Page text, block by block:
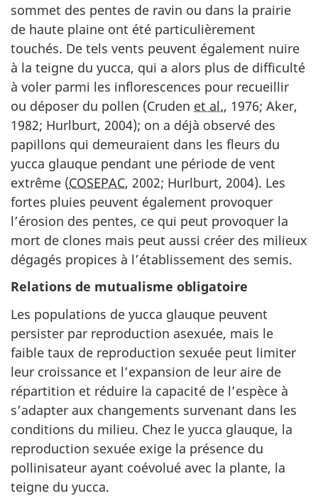
sommet des pentes de ravin ou dans la prairie
de haute plaine ont été particulièrement
touchés. De tels vents peuvent également nuire
à la teigne du yucca, qui a alors plus de difficulté
à voler parmi les inflorescences pour recueillir
ou déposer du pollen (Cruden et al., 1976; Aker,
1982; Hurlburt, 2004); on a déjà observé des
papillons qui demeuraient dans les fleurs du
yucca glauque pendant une période de vent
extrême (COSEPAC, 2002; Hurlburt, 2004). Les
fortes pluies peuvent également provoquer
l’érosion des pentes, ce qui peut provoquer la
mort de clones mais peut aussi créer des milieux
dégagés propices à l’établissement des semis.
Relations de mutualisme obligatoire
Les populations de yucca glauque peuvent
persister par reproduction asexuée, mais le
faible taux de reproduction sexuée peut limiter
leur croissance et l’expansion de leur aire de
répartition et réduire la capacité de l’espèce à
s’adapter aux changements survenant dans les
conditions du milieu. Chez le yucca glauque, la
reproduction sexuée exige la présence du
pollinisateur ayant coévolué avec la plante, la
teigne du yucca.